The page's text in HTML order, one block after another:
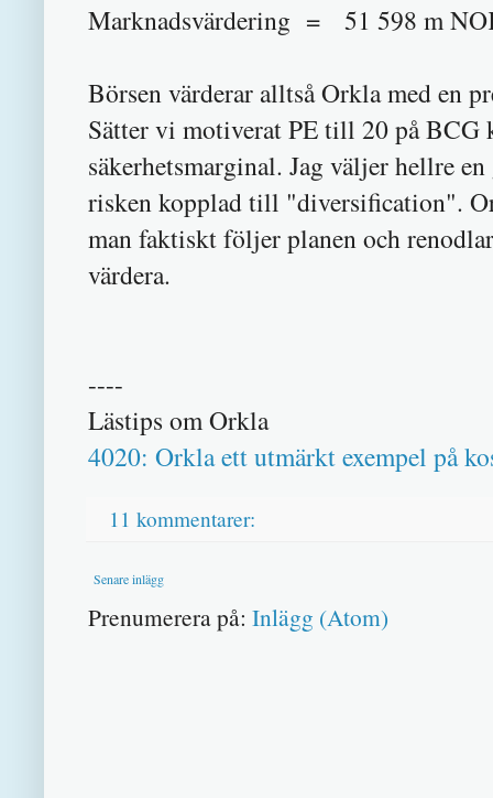
Marknadsvärdering = 51 598 m
Börsen värderar alltså Orkla med en
Sätter vi motiverat PE till 20 på BCG
säkerhetsmarginal. Jag väljer hellre
risken kopplad till "diversification".
man faktiskt följer planen och
värdera.
----
Lästips om Orkla
4020: Orkla ett utmärkt exempel på
11 kommentarer:
Senare inlägg
Prenumerera på: Inlägg (Atom)